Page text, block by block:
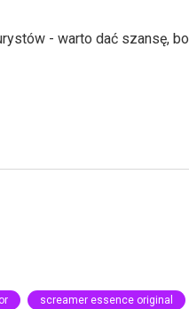
- warto dać szansę, bo
screamer essence original